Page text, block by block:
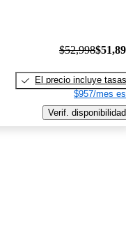
$52,998
El precio incluye tasas
$957/mes
Verif. disponibilidad